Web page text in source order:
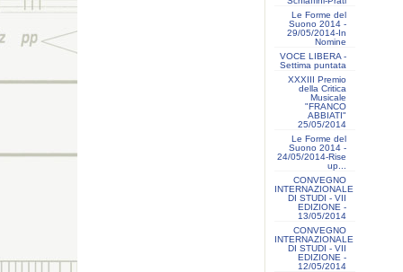
Le Forme del
Suono 2014 -
29/05/2014-In
Nomine
VOCE LIBERA -
Settima puntata
XXXIII Premio
della Critica
Musicale
"FRANCO
ABBIATI"
25/05/2014
Le Forme del
Suono 2014 -
24/05/2014-Rise
up...
CONVEGNO
INTERNAZIONALE
DI STUDI - VII
EDIZIONE -
13/05/2014
CONVEGNO
INTERNAZIONALE
DI STUDI - VII
EDIZIONE -
12/05/2014